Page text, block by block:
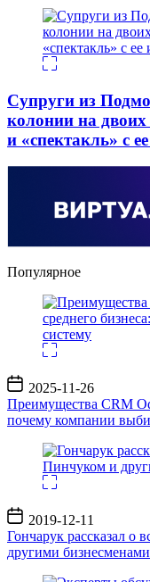
Супруги из
колонии на
и «спектакль» с
Популярное
Дата
записи
2025-11-26
Преимущества CRM
почему компании
Дата
записи
2019-12-11
Гончарук рассказал о
другими бизнесменами